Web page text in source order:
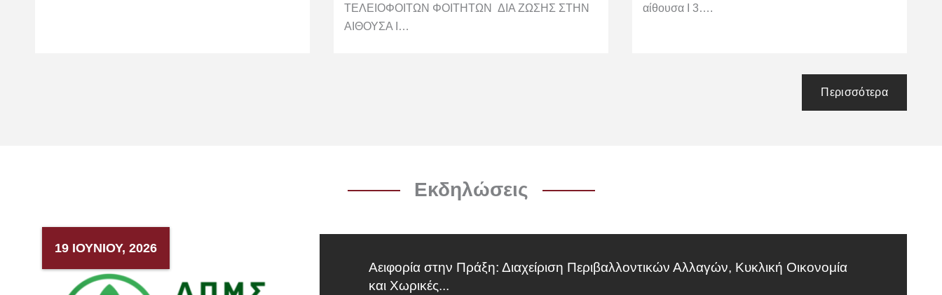
ΤΕΛΕΙΟΦΟΙΤΩΝ ΦΟΙΤΗΤΩΝ ΔΙΑ ΖΩΣΗΣ ΣΤΗΝ
ΑΙΘΟΥΣΑ Ι…
αίθουσα Ι 3….
Περισσότερα
Εκδηλώσεις
19 ΙΟΥΝΊΟΥ, 2026
Αειφορία στην Πράξη: Διαχείριση Περιβαλλοντικών Αλλαγών, Κυκλική Οικονομία
και Χωρικές...